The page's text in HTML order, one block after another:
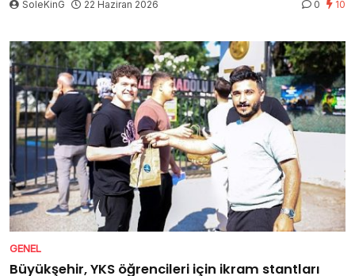
SoleKinG 22 Haziran 2026 0 10
GENEL
Büyükşehir, YKS öğrencileri için ikram stantları